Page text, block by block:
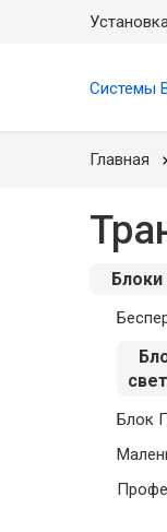
Системы
Главная
Блоки
Блок